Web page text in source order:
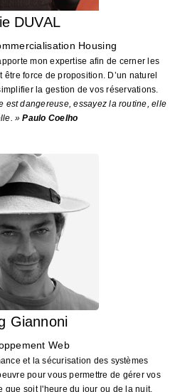
DUVAL
Housing
mon expertise afin de cerner les
force de proposition. D’un naturel
la gestion de vos réservations.
est dangereuse, essayez la routine, elle
»Paulo Coelho
Giannoni
Web
et la sécurisation des systèmes
pour vous permettre de gérer vos
que soit l'heure du jour ou de la nuit.